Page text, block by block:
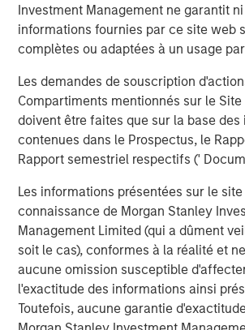
Investment Management ne garantit ni
informations fournies par ce site web
complètes ou adaptées à un usage
Les demandes de souscription
Compartiments mentionnés sur le
doivent être faites que sur la base
contenues dans le Prospectus, le
Rapport semestriel respectifs ('
Les informations présentées sur le site
connaissance de Morgan Stanley
Management Limited (qui a dûment
soit le cas), conformes à la réalité et
aucune omission susceptible
l'exactitude des informations ainsi
Toutefois, aucune garantie
An M&A uptrend is now firmly in place,
a three-decade low relative to US GDP. 1
accounts for more than half of all M&A
buyer or seller, and their fortunes are
intertwined. 2 We believe the present
more years to run based on the
(Display 1)
, leading to
distributions to PE investors. In the near
companies doubled down on cost
setting the stage for margin expansion
to sustain that growth in 2026 and
The financing environment is also
onerous. Across leveraged finance, the
funding for a PE middle market term
three percentage points from the prior
to move lower in 2026 given the